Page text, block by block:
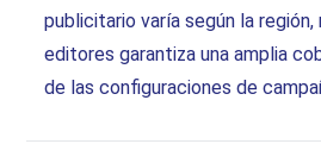
publicitario varía según la
editores garantiza una amplia
de las configuraciones de